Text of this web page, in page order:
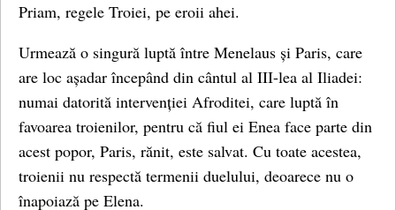
Priam, regele Troiei, pe eroii ahei.
Urmează o singură luptă între Menelaus și Paris, care
are loc așadar începând din cântul al III-lea al Iliadei:
numai datorită intervenției Afroditei, care luptă în
favoarea troienilor, pentru că fiul ei Enea face parte din
acest popor, Paris, rănit, este salvat. Cu toate acestea,
troienii nu respectă termenii duelului, deoarece nu o
înapoiază pe Elena.